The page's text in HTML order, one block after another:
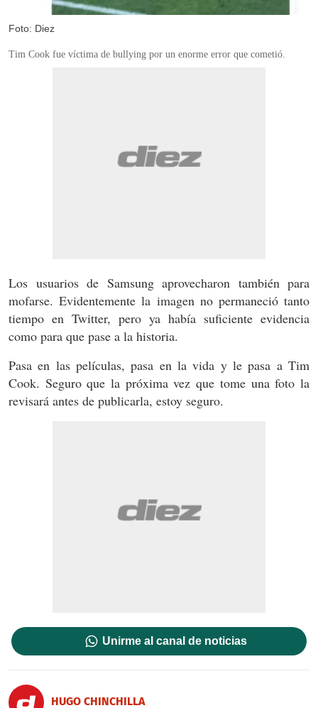
Foto: Diez
Tim Cook fue víctima de bullying por un enorme error que cometió.
Los usuarios de Samsung aprovecharon también para
mofarse. Evidentemente la imagen no permaneció tanto
tiempo en Twitter, pero ya había suficiente evidencia
como para que pase a la historia.
Pasa en las películas, pasa en la vida y le pasa a Tim
Cook. Seguro que la próxima vez que tome una foto la
revisará antes de publicarla, estoy seguro.
Unirme al canal de noticias
HUGO CHINCHILLA